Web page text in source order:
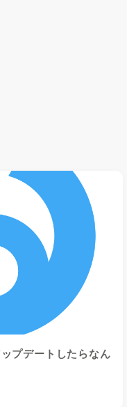
プデートしたらなん